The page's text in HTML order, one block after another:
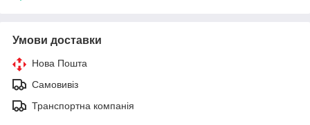
Умови доставки
Нова Пошта
Самовивіз
Транспортна компанія